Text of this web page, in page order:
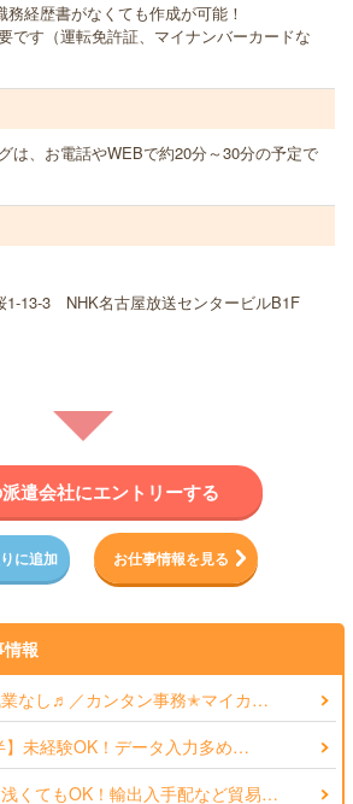
経歴書がなくても作成が可能！
です（運転免許証、マイナンバーカードな
は、お電話やWEBで約20分～30分の予定で
1-13-3 NHK名古屋放送センタービルB1F
遣会社にエントリーする
に追加 お仕事情報を見る
報
業なし♬／カンタン事務✭マイカ…
】未経験OK！データ入力多め…
浅くてもOK！輸出入手配など貿易…